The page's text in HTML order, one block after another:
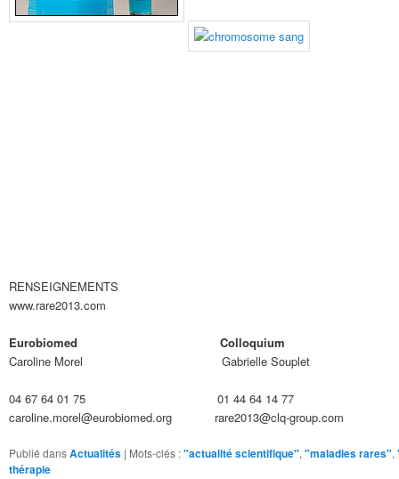
RENSEIGNEMENTS
www.rare2013.com
Eurobiomed Colloquium
Caroline Morel Gabrielle Souplet
04 67 64 01 75 01 44 64 14 77
caroline.morel@eurobiomed.org rare2013@clq-group.com
Publié dansActualités | Mots-clés :"actualité scientifique", "maladies rares",
thérapie